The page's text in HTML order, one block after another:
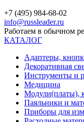
+7 (495) 984-68-02
info@russleader.ru
Работаем в обычном
КАТАЛОГ
Адаптеры,
Декоративная
Инструменты и
Медицина
Модули(платы),
Паяльники и
Приборы для